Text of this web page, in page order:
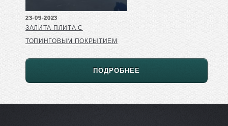
23-09-2023
ЗАЛИТА ПЛИТА С
ТОПИНГОВЫМ ПОКРЫТИЕМ
ПОДРОБНЕЕ